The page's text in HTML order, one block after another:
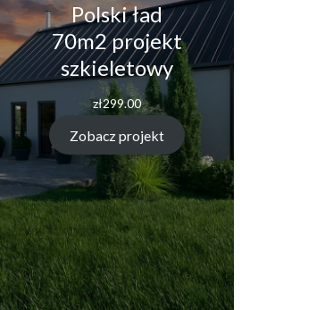
Polski ład
70m2 projekt
szkieletowy
zł299.00
Zobacz projekt